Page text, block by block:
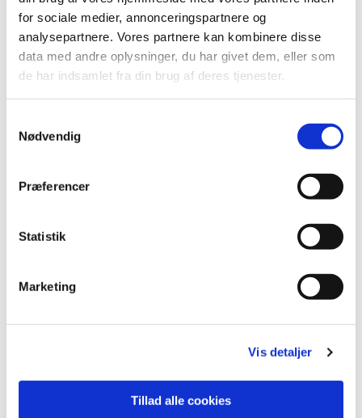
for sociale medier, annonceringspartnere og
analysepartnere. Vores partnere kan kombinere disse
data med andre oplysninger, du har givet dem, eller som
de har indsamlet fra din brug af deres tjenester.
Nødvendig
Præferencer
Statistik
Marketing
Vis detaljer
Tillad alle cookies